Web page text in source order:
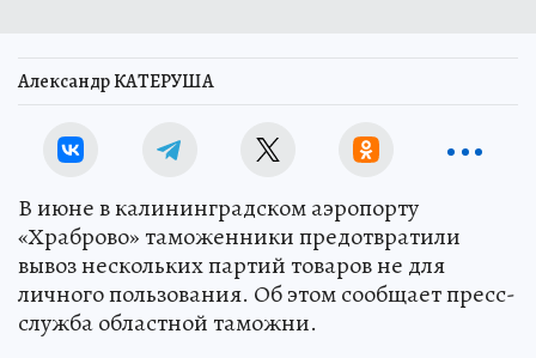
Александр КАТЕРУША
В июне в калининградском аэропорту
«Храброво» таможенники предотвратили
вывоз нескольких партий товаров не для
личного пользования. Об этом сообщает пресс-
служба областной таможни.